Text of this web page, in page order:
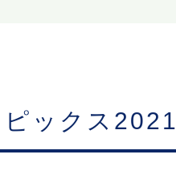
ックス2021